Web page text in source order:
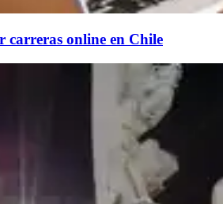
carreras online en Chile